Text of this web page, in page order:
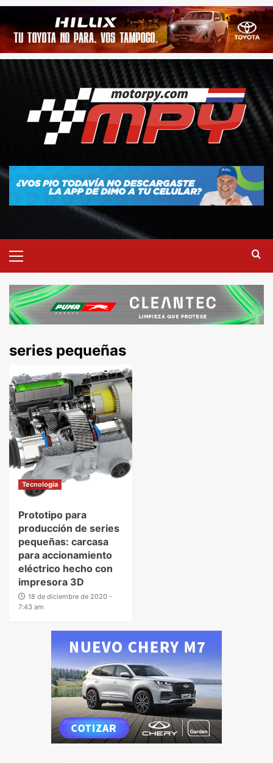
series pequeñas
Tecnologia
Prototipo para
producción de series
pequeñas: carcasa
para accionamiento
eléctrico hecho con
impresora 3D
18 de diciembre de 2020 -
7:43 am